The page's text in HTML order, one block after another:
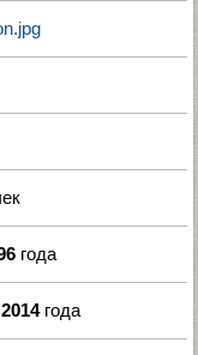
года
года